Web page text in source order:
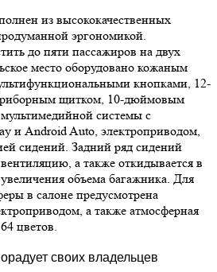
из высококачественных
эргономикой.
до пяти пассажиров на двух
место оборудовано кожаным
кнопками, 12-
щитком, 10-дюймовым
системы с
и Android Auto, электроприводом,
сидений. Задний ряд сидений
а также откидывается в
объема багажника. Для
в салоне предусмотрена
а также атмосферная
цветов.
своих владельцев